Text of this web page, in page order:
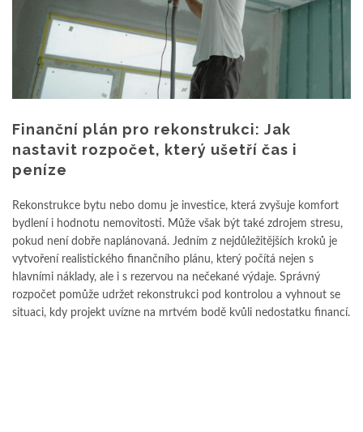
Finanční plán pro rekonstrukci: Jak
nastavit rozpočet, který ušetří čas i
peníze
Rekonstrukce bytu nebo domu je investice, která zvyšuje komfort
bydlení i hodnotu nemovitosti. Může však být také zdrojem stresu,
pokud není dobře naplánovaná. Jedním z nejdůležitějších kroků je
vytvoření realistického finančního plánu, který počítá nejen s
hlavními náklady, ale i s rezervou na nečekané výdaje. Správný
rozpočet pomůže udržet rekonstrukci pod kontrolou a vyhnout se
situaci, kdy projekt uvízne na mrtvém bodě kvůli nedostatku financí.